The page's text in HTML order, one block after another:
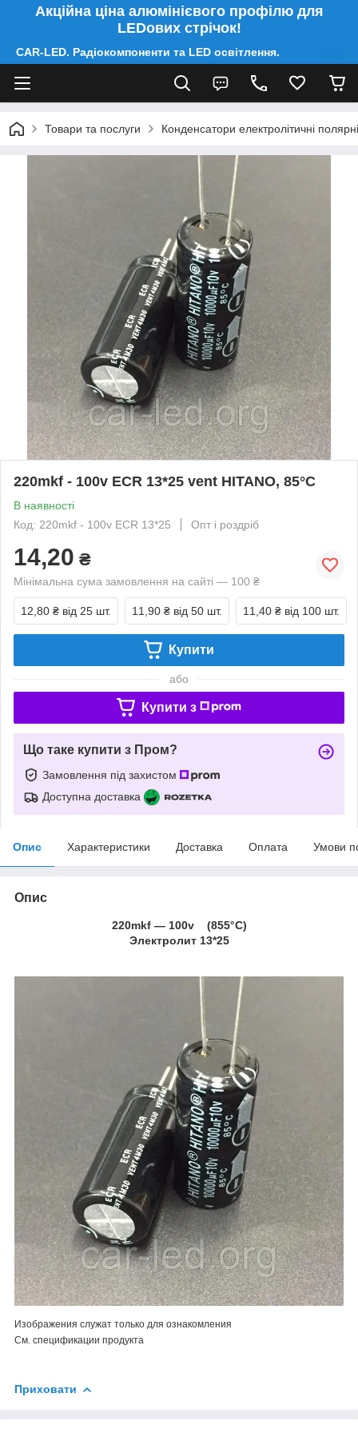
Акційна ціна алюмінієвого профілю для
LEDових стрічок!
CAR-LED. Радіокомпоненти та LED освітлення.
Товари та послуги Конденсатори електролітичні
220mkf - 100v ECR 13*25 vent HITANO, 85°C
В наявності
Код: 220mkf - 100v ECR 13*25
Опт і роздріб
14,20 ₴
Мінімальна сума замовлення на сайті — 100 ₴
12,80 ₴ від 25 шт. 11,90 ₴ від 50 шт. 11,40 ₴ від 100 шт.
Купити
або
Купити з
Що таке купити з Пром?
Замовлення під захистом
Доступна доставка
Опис Характеристики Доставка Оплата Умови
Опис
220mkf ― 100v (855°C)
Электролит 13*25
Изображения служат только для ознакомления
См. спецификации продукта
Приховати